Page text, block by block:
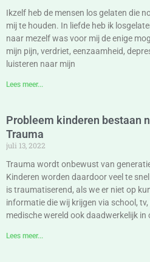
Ikzelf heb de mensen los gelaten die
mij te houden. In liefde heb ik
naar mezelf was voor mij de enige
mijn pijn, verdriet, eenzaamheid,
luisteren naar mijn
Lees meer...
Probleem kinderen bestaan
Trauma
juli 13, 2022
Trauma wordt onbewust van
Kinderen worden daardoor veel te
is traumatiserend, als we er niet op
informatie die wij krijgen via school,
medische wereld ook daadwerkelijk in
Lees meer...